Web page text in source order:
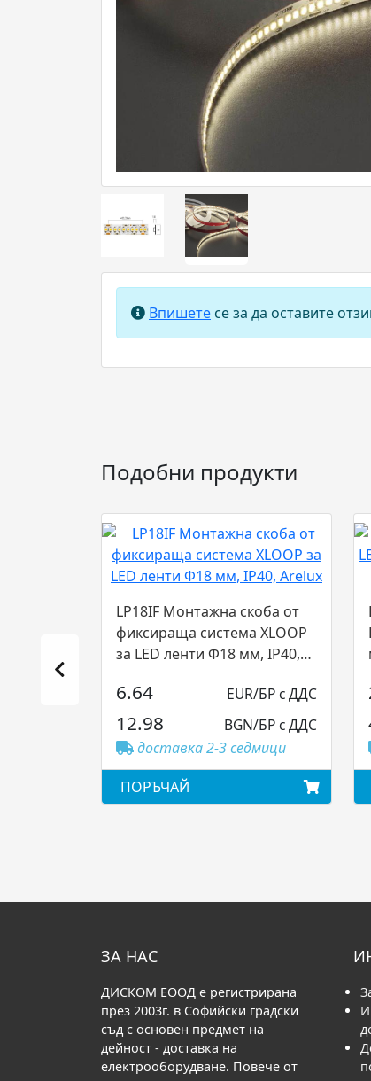
Впишете се за да оставите
Подобни продукти
LP18IF Монтажна скоба от
фиксираща система XLOOP
за LED ленти Ф18 мм, IP40,
6.64 EUR/БР с ДДС
12.98
BGN/БР с ДДС
доставка 2-3 седмици
ПОРЪЧАЙ
ЗА НАС
ДИСКОМ ЕООД е регистрирана
през 2003г. в Софийски градски
съд с основен предмет на
дейност - доставка на
електрооборудване. Повече от